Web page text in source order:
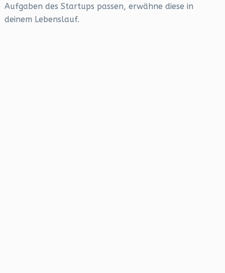
Aufgaben des Startups passen, erwähne diese in
deinem Lebenslauf.